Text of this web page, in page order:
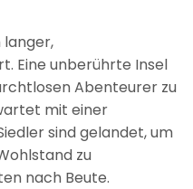
langer,
Eine unberührte Insel
Abenteurer zu
mit einer
sind gelandet, um
zu
nach Beute.